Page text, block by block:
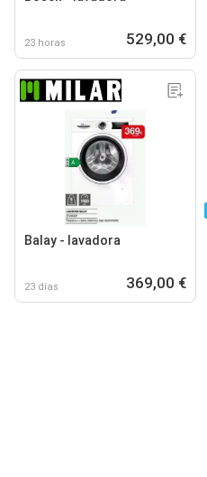
23 horas 529,00 €
Balay - lavadora
23 días 369,00 €